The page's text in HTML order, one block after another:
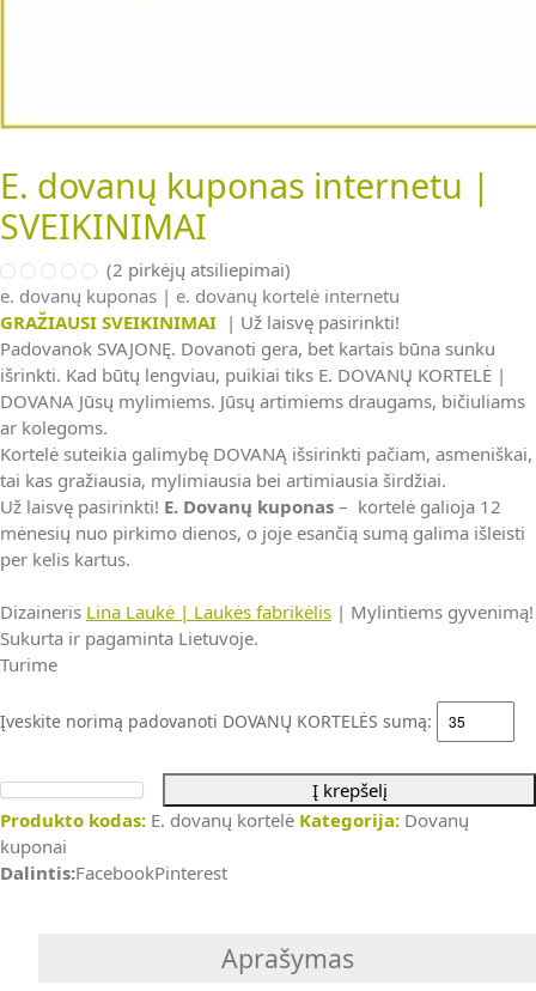
E. dovanų kuponas internetu |
SVEIKINIMAI
(2 pirkėjų atsiliepimai)
e. dovanų kuponas | e. dovanų kortelė internetu
GRAŽIAUSI SVEIKINIMAI | Už laisvę pasirinkti!
Padovanok SVAJONĘ. Dovanoti gera, bet kartais būna sunku
išrinkti. Kad būtų lengviau, puikiai tiks E. DOVANŲ KORTELĖ |
DOVANA Jūsų mylimiems. Jūsų artimiems draugams, bičiuliams
ar kolegoms.
Kortelė suteikia galimybę DOVANĄ išsirinkti pačiam, asmeniškai,
tai kas gražiausia, mylimiausia bei artimiausia širdžiai.
Už laisvę pasirinkti! E. Dovanų kuponas – kortelė galioja 12
mėnesių nuo pirkimo dienos, o joje esančią sumą galima išleisti
per kelis kartus.
Dizaineris Lina Laukė | Laukės fabrikėlis | Mylintiems gyvenimą!
Sukurta ir pagaminta Lietuvoje.
Turime
Įveskite norimą padovanoti DOVANŲ KORTELĖS sumą:
produkto
kiekis:
E.
dovanų
Į krepšelį
Produkto kodas: E. dovanų kortelė Kategorija: Dovanų
kuponai
Dalintis:FacebookPinterest
Aprašymas